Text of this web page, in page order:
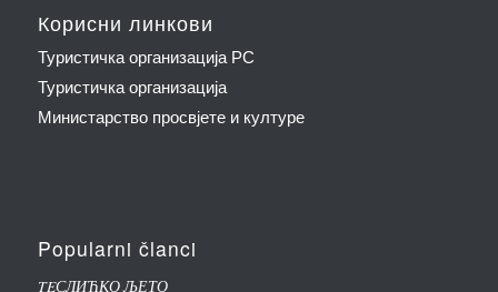
Корисни линкови
Туристичка организација РС
Туристичка организација
Министарство просвјете и културе
Popularni članci
TEСЛИЋКО ЉЕТО